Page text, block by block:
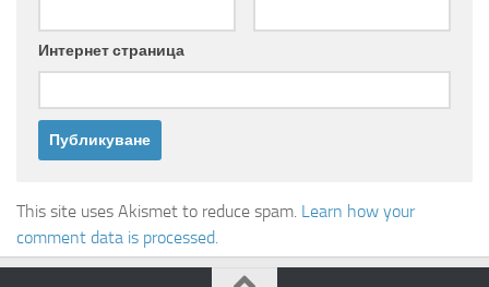
Интернет страница
This site uses Akismet to reduce spam. Learn how your
comment data is processed.